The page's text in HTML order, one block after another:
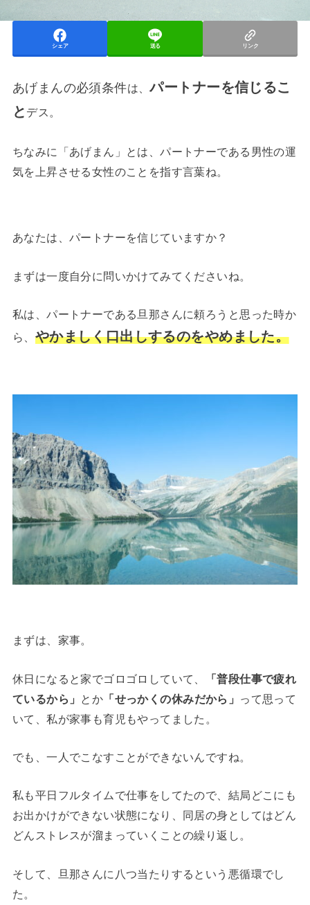
シェア 送る リンク
あげまんの必須条件は、パートナーを信じるこ
と デス。
ちなみに「あげまん」とは、パートナーである男性の運
気を上昇させる女性のことを指す言葉ね。
あなたは、パートナーを信じていますか？
まずは一度自分に問いかけてみてくださいね。
私は、パートナーである旦那さんに頼ろうと思った時か
ら、 やかましく口出しするのをやめました。
まずは、家事。
休日になると家でゴロゴロしていて、
「普段仕事で疲れ
ているから」
とか 「せっかくの休みだから」
って思って
いて、私が家事も育児もやってました。
でも、一人でこなすことができないんですね。
私も平日フルタイムで仕事をしてたので、結局どこにも
お出かけができない状態になり、同居の身としてはどん
どんストレスが溜まっていくことの繰り返し。
そして、旦那さんに八つ当たりするという悪循環でし
た。